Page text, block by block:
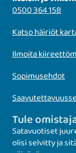
0500 364 158
Katso häiriöt
Ilmoita
Sopimusehdot
Tule
Satavuotiset
olisi selvitty ja